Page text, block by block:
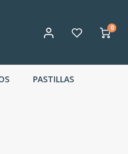
0
PASTILLAS